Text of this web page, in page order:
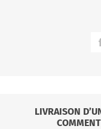
LIVRAISON